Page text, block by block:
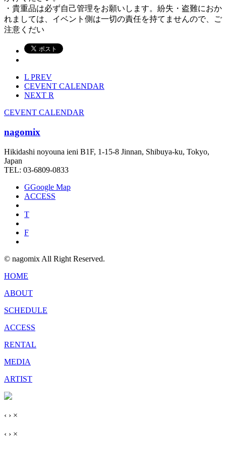
・貴重品は必ず自己管理をお願いします。紛失・盗難におか
れましては、イベント側は一切の責任を持てませんので、ご
注意くだい
L PREV
CEVENT CALENDAR
NEXT R
CEVENT CALENDAR
nagomix
Hikidashi noyouna ieni B1F, 1-15-8 Jinnan, Shibuya-ku, Tokyo,
Japan
TEL: 03-6809-0833
GGoogle Map
ACCESS
T
F
© nagomix All Right Reserved.
HOME
ABOUT
SCHEDULE
ACCESS
RENTAL
MEDIA
ARTIST
‹ › ×
‹ › ×